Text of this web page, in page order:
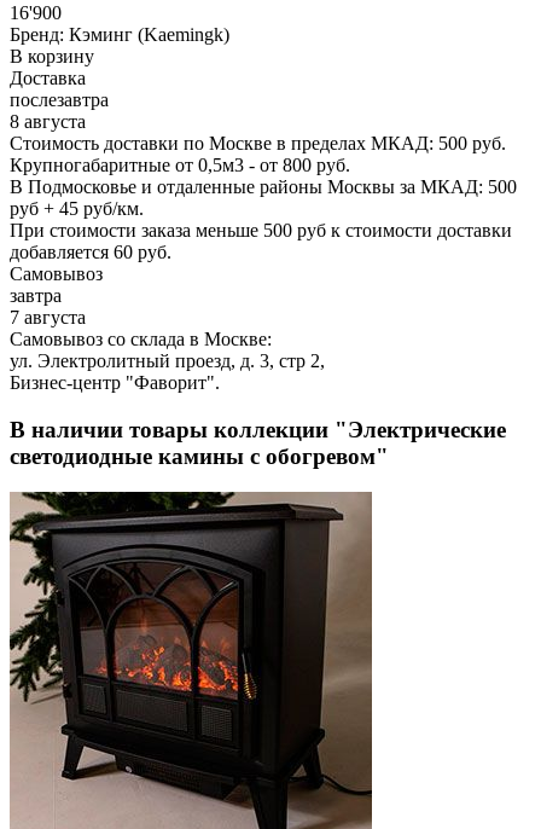
16'900
Бренд: Кэминг (Kaemingk)
В корзину
Доставка
послезавтра
8 августа
Стоимость доставки по Москве в пределах МКАД: 500 руб.
Крупногабаритные от 0,5м3 - от 800 руб.
В Подмосковье и отдаленные районы Москвы за МКАД: 500
руб + 45 руб/км.
При стоимости заказа меньше 500 руб к стоимости доставки
добавляется 60 руб.
Самовывоз
завтра
7 августа
Самовывоз со склада в Москве:
ул. Электролитный проезд, д. 3, стр 2,
Бизнес-центр "Фаворит".
В наличии товары коллекции "Электрические
светодиодные камины с обогревом"